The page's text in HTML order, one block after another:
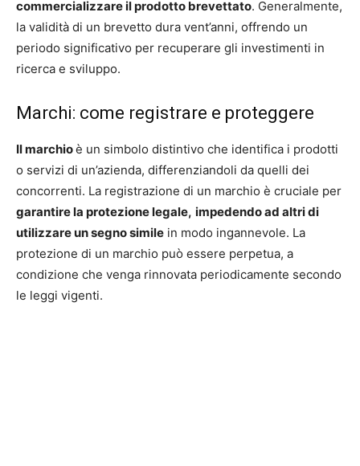
commercializzare il prodotto brevettato. Generalmente,
la validità di un brevetto dura vent’anni, offrendo un
periodo significativo per recuperare gli investimenti in
ricerca e sviluppo.
Marchi: come registrare e proteggere
Il marchioè un simbolo distintivo che identifica i prodotti
o servizi di un’azienda, differenziandoli da quelli dei
concorrenti. La registrazione di un marchio è cruciale per
garantire la protezione legale, impedendo ad altri di
utilizzare un segno simile in modo ingannevole. La
protezione di un marchio può essere perpetua, a
condizione che venga rinnovata periodicamente secondo
le leggi vigenti.